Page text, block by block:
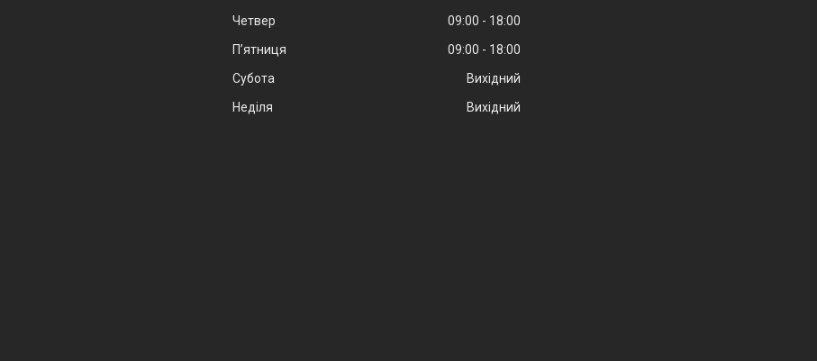
Четвер
09:00
18:00
Пʼятниця
09:00
18:00
Субота
Вихідний
Неділя
Вихідний